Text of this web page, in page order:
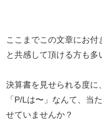
ここまでこの文章にお付
と共感して頂ける方も多
決算書を見せられる度に
「P/Lは〜」なんて、当
せていませんか？